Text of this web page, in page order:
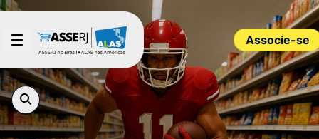
Pular para o Conteúdo principal
Associe-se